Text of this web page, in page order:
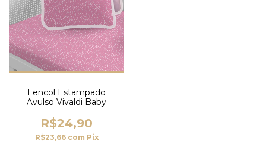
Lencol Estampado
Avulso Vivaldi Baby
R$24,90
R$23,66 com Pix